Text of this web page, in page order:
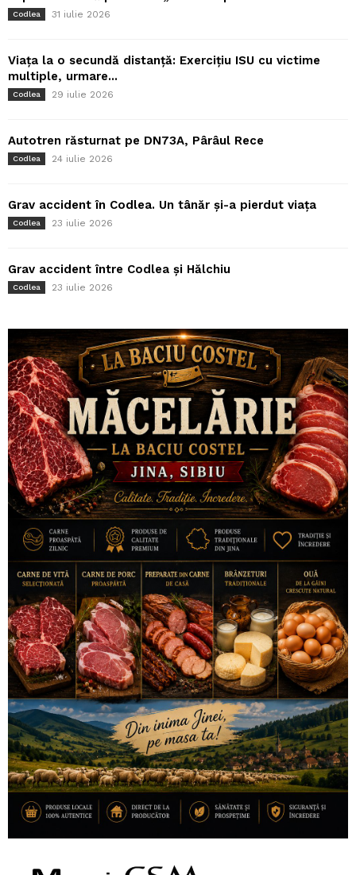
Codlea 31 iulie 2026
Viața la o secundă distanță: Exercițiu ISU cu victime
multiple, urmare...
Codlea 29 iulie 2026
Autotren răsturnat pe DN73A, Pârâul Rece
Codlea 24 iulie 2026
Grav accident în Codlea. Un tânăr și-a pierdut viața
Codlea 23 iulie 2026
Grav accident între Codlea și Hălchiu
Codlea 23 iulie 2026